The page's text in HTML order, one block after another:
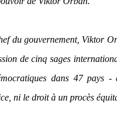
du gouvernement, Viktor
de cinq sages
dans 47
ni le droit à un procès